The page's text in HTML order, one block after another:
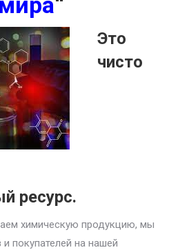
Это
чисто
ресурс.
химическую продукцию, мы
покупателей на нашей